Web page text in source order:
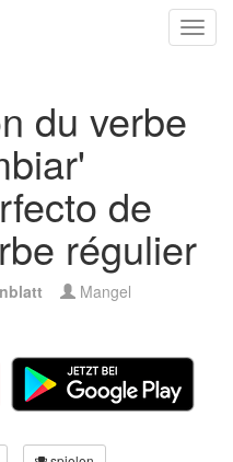
du verbe
de
régulier
Mangel